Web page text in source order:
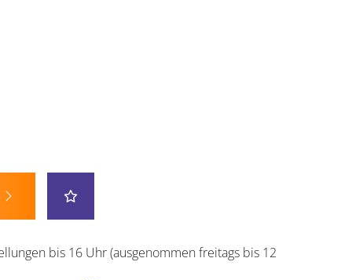
bis 16 Uhr (ausgenommen freitags bis 12